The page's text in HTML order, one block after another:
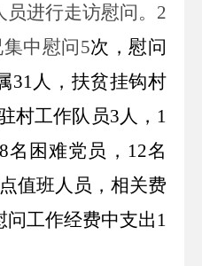
员进行走访慰问。 2
中慰问5次，慰问
31人，扶贫挂钩村
村工作队员3人，1
名困难党员，12名
值班人员， 相关费
问工作经费中支出 1